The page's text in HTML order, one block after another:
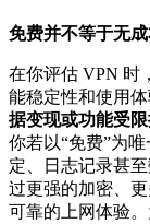
免费并不等于无
在你评估 VPN 时
能稳定性和使用体
据变现或功能受
你若以“免费”为
定、日志记录甚
过更强的加密、
可靠的上网体验